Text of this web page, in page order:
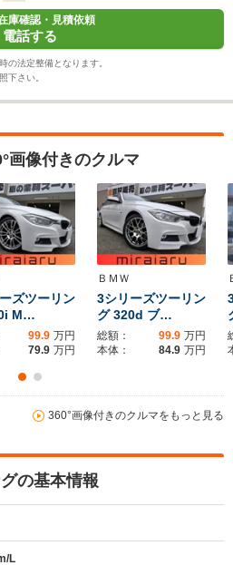
庫確認・見積依頼
電話する
の法定整備となります。
下さい。
画像付きのクルマ
ズツーリン
M…
99.9 万円
79.9 万円
ＢＭＷ
3シリーズツーリン
グ 320d ブ…
総額： 99.9 万円
本体：
84.9 万円
360°画像付きのクルマをもっと見る
の基本情報
L